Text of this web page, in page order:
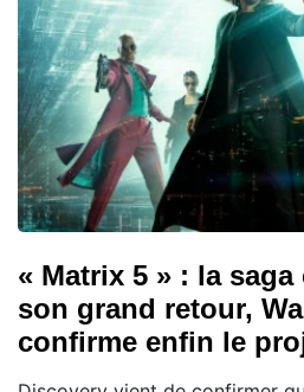
« Matrix 5 » : la
son grand retour,
confirme enfin le